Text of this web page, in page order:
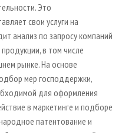
Это
свои услуги на
анализ по запросу компаний
в том числе
рынке. На основе
мер господдержки,
для оформления
в маркетинге и подборе
патентование и